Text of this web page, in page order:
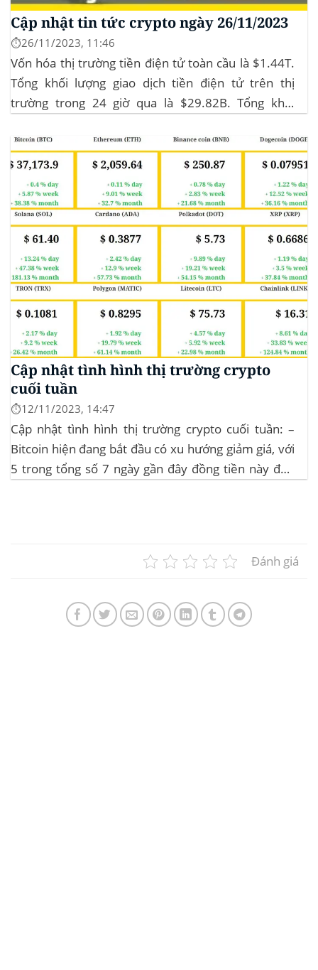
Cập nhật tin tức crypto ngày 26/11/2023
⏱️26/11/2023, 11:46
Vốn hóa thị trường tiền điện tử toàn cầu là $1.44T.
Tổng khối lượng giao dịch tiền điện tử trên thị
trường trong 24 giờ qua là $29.82B. Tổng khối
chiếm 11.77% tổng khối lượng giao dịch tiền điện tử
trong 24 giờ. Khối lượng giao dịch của...
Cập nhật tình hình thị trường crypto
cuối tuần
⏱️12/11/2023, 14:47
Cập nhật tình hình thị trường crypto cuối tuần: –
Bitcoin hiện đang bắt đầu có xu hướng giảm giá, với
5 trong tổng số 7 ngày gần đây đồng tiền này đều
Đánh giá